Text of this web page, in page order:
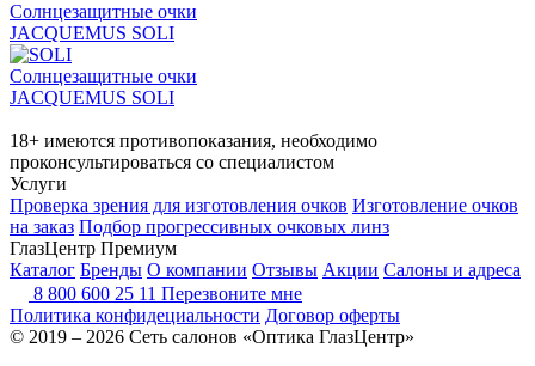
Солнцезащитные очки
JACQUEMUS SOLI
Солнцезащитные очки
JACQUEMUS SOLI
18+ имеются противопоказания, необходимо
проконсультироваться со специалистом
Услуги
Проверка зрения для изготовления очков Изготовление очков
на заказ Подбор прогрессивных очковых линз
ГлазЦентр Премиум
Каталог Бренды О компании Отзывы Акции Салоны и адреса
8 800 600 25 11 Перезвоните мне
Политика конфидециальности Договор оферты
© 2019 – 2026 Сеть салонов «Оптика ГлазЦентр»